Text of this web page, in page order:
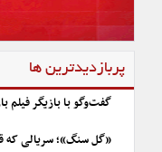
پربازدیدترین ها
گفت‌وگو با بازیگر فیلم
«گل سنگ»؛ سریالی که